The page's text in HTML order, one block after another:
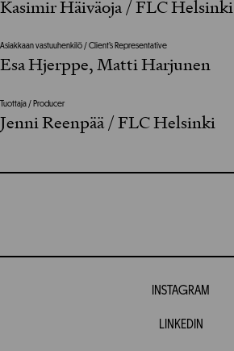
Kasimir Häiväoja / FLC Helsinki
Asiakkaan vastuuhenkilö / Client’s Representative
Esa Hjerppe, Matti Harjunen
Tuottaja / Producer
Jenni Reenpää / FLC Helsinki
INSTAGRAM
LINKEDIN